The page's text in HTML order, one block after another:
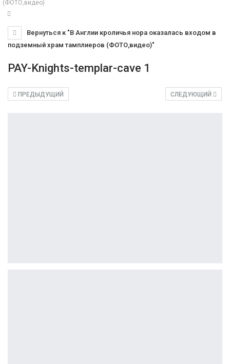
(ФОТО,видео)
Вернуться к "В Англии кроличья нора оказалась входом в
подземный храм тамплиеров (ФОТО,видео)"
PAY-Knights-templar-cave 1
СЛЕДУЮЩИЙ
ПРЕДЫДУЩИЙ